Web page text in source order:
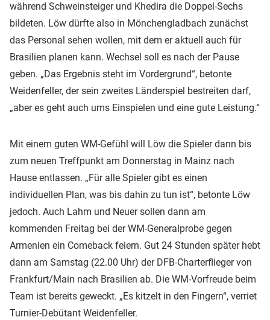
während Schweinsteiger und Khedira die Doppel-Sechs
bildeten. Löw dürfte also in Mönchengladbach zunächst
das Personal sehen wollen, mit dem er aktuell auch für
Brasilien planen kann. Wechsel soll es nach der Pause
geben. „Das Ergebnis steht im Vordergrund“, betonte
Weidenfeller, der sein zweites Länderspiel bestreiten darf,
„aber es geht auch ums Einspielen und eine gute Leistung.“
Mit einem guten WM-Gefühl will Löw die Spieler dann bis
zum neuen Treffpunkt am Donnerstag in Mainz nach
Hause entlassen. „Für alle Spieler gibt es einen
individuellen Plan, was bis dahin zu tun ist“, betonte Löw
jedoch. Auch Lahm und Neuer sollen dann am
kommenden Freitag bei der WM-Generalprobe gegen
Armenien ein Comeback feiern. Gut 24 Stunden später hebt
dann am Samstag (22.00 Uhr) der DFB-Charterflieger von
Frankfurt/Main nach Brasilien ab. Die WM-Vorfreude beim
Team ist bereits geweckt. „Es kitzelt in den Fingern“, verriet
Turnier-Debütant Weidenfeller.